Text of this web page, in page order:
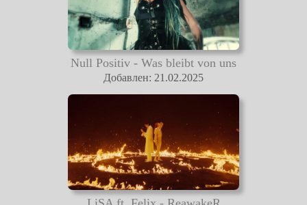
Null Positiv - Was bleibt von uns
Добавлен: 21.02.2025